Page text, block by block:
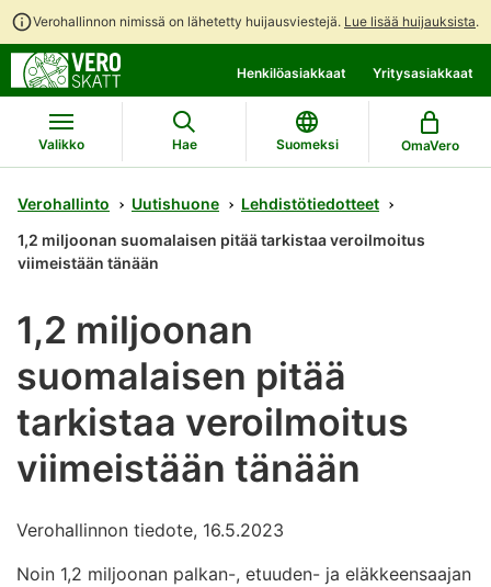
Verohallinnon nimissä on lähetetty huijausviestejä. Lue lisää huijauksista.
suoraan
sisältöön
koko
sivuston
hakuun
Henkilöasiakkaat Yritysasiakkaat
Valikko Hae Suomeksi OmaVero
Verohallinto Uutishuone
Lehdistötiedotteet
1,2 miljoonan suomalaisen pitää tarkistaa veroilmoitus
viimeistään tänään
1,2 miljoonan
suomalaisen pitää
tarkistaa veroilmoitus
viimeistään tänään
Verohallinnon tiedote, 16.5.2023
Noin 1,2 miljoonan palkan-, etuuden- ja eläkkeensaajan